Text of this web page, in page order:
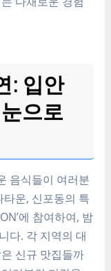
: 입안
으로
음식들이 여러분
운, 신포동의 특
에 참여하여, 밤
다. 각 지역의 대
신규 맛집들까